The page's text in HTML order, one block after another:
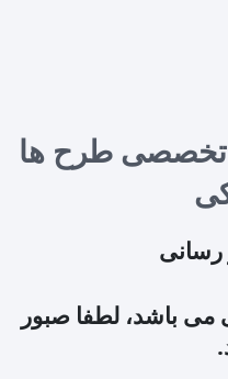
رسانی
باشد، لطفا صبور